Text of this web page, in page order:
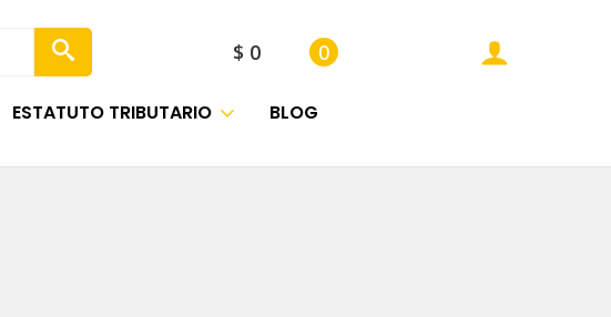
$ 0 0
ESTATUTO TRIBUTARIO BLOG